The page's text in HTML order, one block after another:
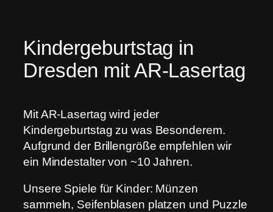
Kindergeburtstag in
Dresden mit AR-Lasertag
Mit AR-Lasertag wird jeder
Kindergeburtstag zu was Besonderem.
Aufgrund der Brillengröße empfehlen wir
ein Mindestalter von ~10 Jahren.
Unsere Spiele für Kinder: Münzen
sammeln, Seifenblasen platzen und Puzzle